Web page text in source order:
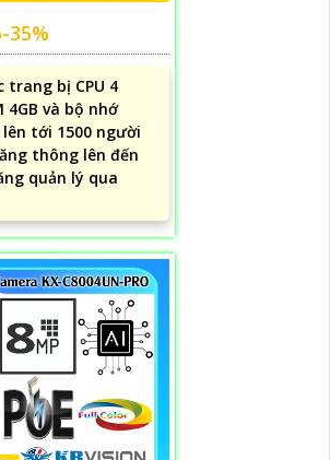
35%
trang bị CPU 4
4GB và bộ nhớ
lên tới 1500 người
thông lên đến
quản lý qua